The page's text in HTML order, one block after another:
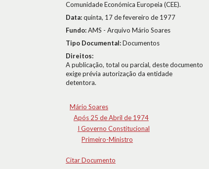
Comunidade Económica Europeia (CEE).
Data:quinta, 17 de fevereiro de 1977
Fundo:AMS - Arquivo Mário Soares
Tipo Documental:Documentos
Direitos:
A publicação, total ou parcial, deste documento
exige prévia autorização da entidade
detentora.
Mário Soares
Após 25 de Abril de 1974
I Governo Constitucional
Primeiro-Ministro
Citar Documento